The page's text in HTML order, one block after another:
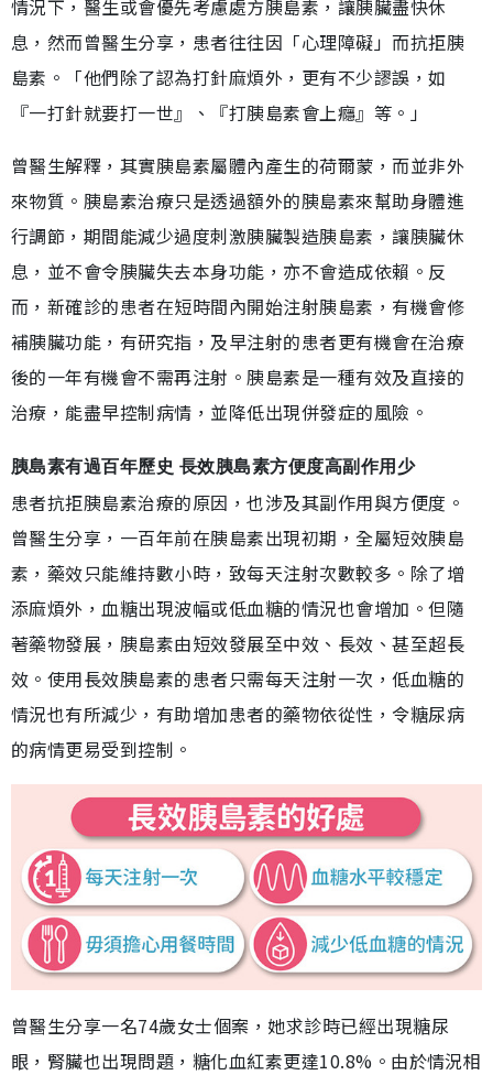
情況下，醫生或會優先考慮處方胰島素，讓胰臟盡快休
息，然而曾醫生分享，患者往往因「心理障礙」而抗拒胰
島素。「他們除了認為打針麻煩外，更有不少謬誤，如
『一打針就要打一世』、『打胰島素會上癮』等。」
曾醫生解釋，其實胰島素屬體內產生的荷爾蒙，而並非外
來物質。胰島素治療只是透過額外的胰島素來幫助身體進
行調節，期間能減少過度刺激胰臟製造胰島素，讓胰臟休
息，並不會令胰臟失去本身功能，亦不會造成依賴。反
而，新確診的患者在短時間內開始注射胰島素，有機會修
補胰臟功能，有研究指，及早注射的患者更有機會在治療
後的一年有機會不需再注射。胰島素是一種有效及直接的
治療，能盡早控制病情，並降低出現併發症的風險。
胰島素有過百年歷史 長效胰島素方便度高副作用少
患者抗拒胰島素治療的原因，也涉及其副作用與方便度。
曾醫生分享，一百年前在胰島素出現初期，全屬短效胰島
素，藥效只能維持數小時，致每天注射次數較多。除了增
添麻煩外，血糖出現波幅或低血糖的情況也會增加。但隨
著藥物發展，胰島素由短效發展至中效、長效、甚至超長
效。使用長效胰島素的患者只需每天注射一次，低血糖的
情況也有所減少，有助增加患者的藥物依從性，令糖尿病
的病情更易受到控制。
曾醫生分享一名74歲女士個案，她求診時已經出現糖尿
眼，腎臟也出現問題，糖化血紅素更達10.8%。由於情況相